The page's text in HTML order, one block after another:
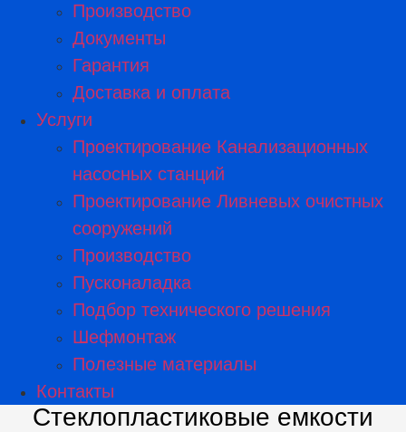
Производство
Документы
Гарантия
Доставка и оплата
Услуги
Проектирование Канализационных
насосных станций
Проектирование Ливневых очистных
сооружений
Производство
Пусконаладка
Подбор технического решения
Шефмонтаж
Полезные материалы
Контакты
Стеклопластиковые емкости